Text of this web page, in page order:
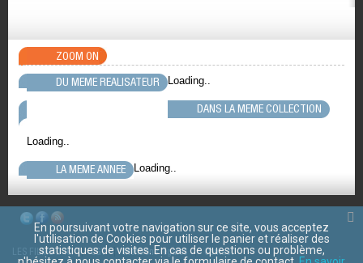
ZOOM ON
DU MEME REALISATEUR
Loading..
DANS LA MEME COLLECTION
Loading..
LA MEME ANNEE Loading..
LES FILMS D'ICI CGV Mentions légales Contact
En poursuivant votre navigation sur ce site, vous acceptez
l'utilisation de Cookies pour utiliser le panier et réaliser des
statistiques de visites. En cas de questions ou problème,